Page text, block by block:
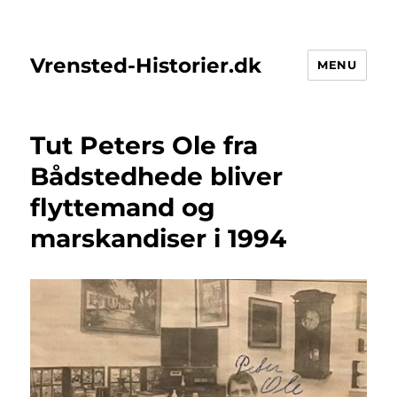
Vrensted-Historier.dk MENU
Tut Peters Ole fra
Bådstedhede bliver
flyttemand og
marskandiser i 1994